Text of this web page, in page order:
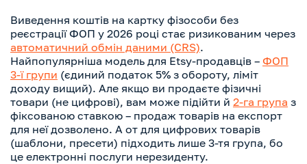
Виведення коштів на картку фізособи без
реєстрації ФОП у 2026 році стає ризикованим через
автоматичний обмін даними (CRS).
Найпопулярніша модель для Etsy-продавців – ФОП
3-ї групи (єдиний податок 5% з обороту, ліміт
доходу вищий). Але якщо ви продаєте фізичні
товари (не цифрові), вам може підійти й 2-га група з
фіксованою ставкою – продаж товарів на експорт
для неї дозволено. А от для цифрових товарів
(шаблони, пресети) підходить лише 3-тя група, бо
це електронні послуги нерезиденту.